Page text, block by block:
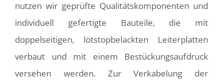
nutzen wir geprüfte Qualitätskomponenten und
individuell gefertigte Bauteile, die mit
doppelseitigen, lötstopbelackten Leiterplatten
verbaut und mit einem Bestückungsaufdruck
versehen werden. Zur Verkabelung der